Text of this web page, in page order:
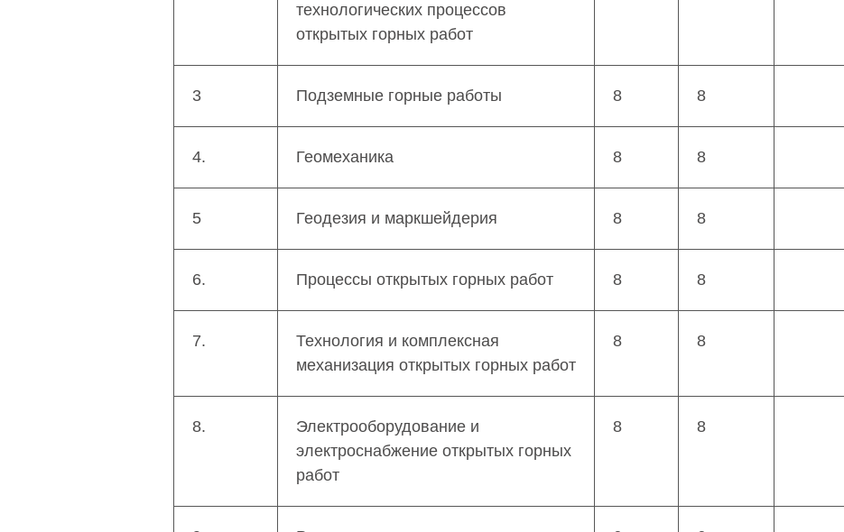
технологических процессов
открытых горных работ
3 Подземные горные работы 8 8
4. Геомеханика 8 8
5 Геодезия и маркшейдерия 8 8
6. Процессы открытых горных работ 8 8
7.
Технология и комплексная
механизация открытых горных работ
8 8
8.
Электрооборудование и
электроснабжение открытых горных
работ
8 8